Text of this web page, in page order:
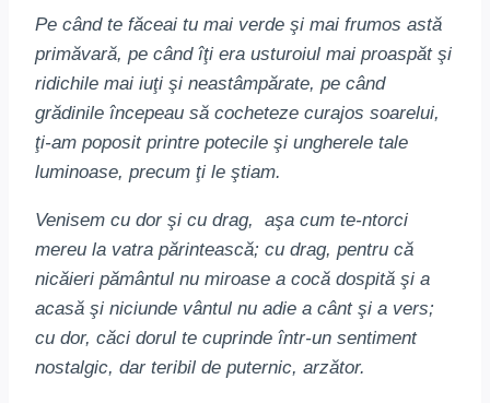
Pe când te făceai tu mai verde şi mai frumos astă
primăvară, pe când îţi era usturoiul mai proaspăt şi
ridichile mai iuţi şi neastâmpărate, pe când
grădinile începeau să cocheteze curajos soarelui,
ţi-am poposit printre potecile şi ungherele tale
luminoase, precum ţi le ştiam.
Venisem cu dor şi cu drag, aşa cum te-ntorci
mereu la vatra părintească; cu drag, pentru că
nicăieri pământul nu miroase a cocă dospită şi a
acasă şi niciunde vântul nu adie a cânt şi a vers;
cu dor, căci dorul te cuprinde într-un sentiment
nostalgic, dar teribil de puternic, arzător.